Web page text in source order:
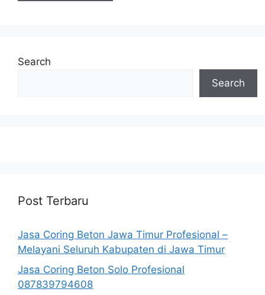
Search
Search
Post Terbaru
Jasa Coring Beton Jawa Timur Profesional –
Melayani Seluruh Kabupaten di Jawa Timur
Jasa Coring Beton Solo Profesional
087839794608